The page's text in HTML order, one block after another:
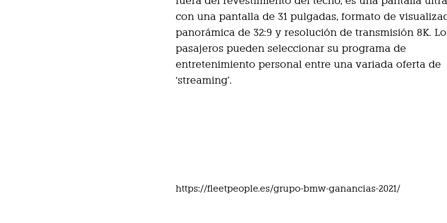
con una pantalla de 31 pulgadas, formato de
panorámica de 32:9 y resolución de transmisión 8K.
pasajeros pueden seleccionar su programa de
entretenimiento personal entre una variada oferta de
‘streaming’.
https://fleetpeople.es/grupo-bmw-ganancias-2021/